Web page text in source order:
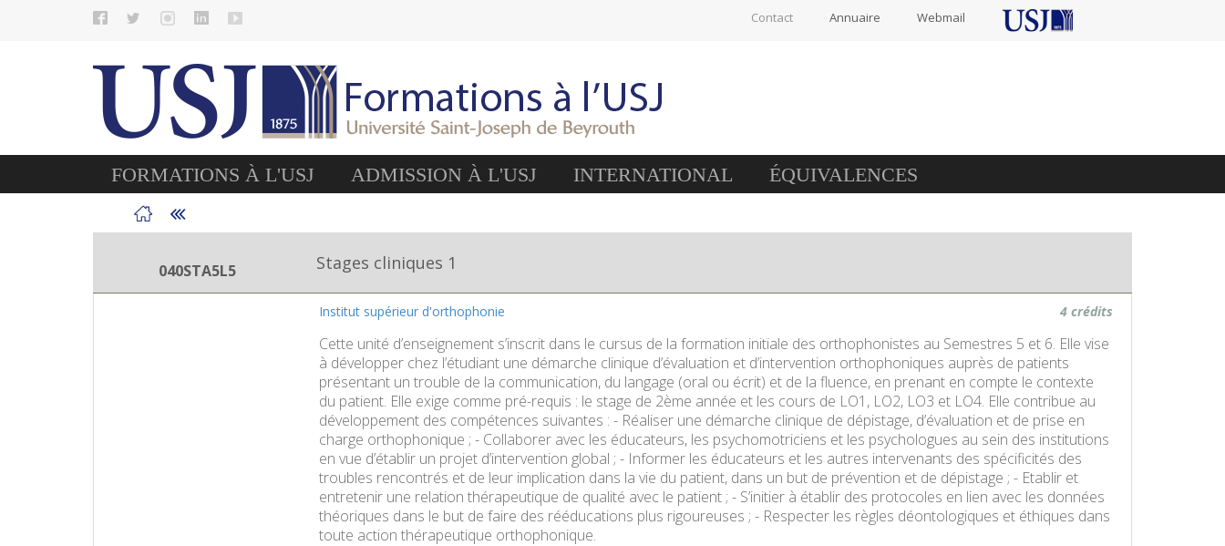
Contact Annuaire Webmail
FORMATIONS À L'USJ ADMISSION À L'USJ INTERNATIONAL ÉQUIVALENCES
040STA5L5 Stages cliniques 1
Institut supérieur d'orthophonie 4 crédits
Cette unité d’enseignement s’inscrit dans le cursus de la formation initiale des orthophonistes au Semestres 5 et 6. Elle vise
à développer chez l’étudiant une démarche clinique d’évaluation et d’intervention orthophoniques auprès de patients
présentant un trouble de la communication, du langage (oral ou écrit) et de la fluence, en prenant en compte le contexte
du patient. Elle exige comme pré-requis : le stage de 2ème année et les cours de LO1, LO2, LO3 et LO4. Elle contribue au
développement des compétences suivantes : - Réaliser une démarche clinique de dépistage, d’évaluation et de prise en
charge orthophonique ; - Collaborer avec les éducateurs, les psychomotriciens et les psychologues au sein des institutions
en vue d’établir un projet d’intervention global ; - Informer les éducateurs et les autres intervenants des spécificités des
troubles rencontrés et de leur implication dans la vie du patient, dans un but de prévention et de dépistage ; - Etablir et
entretenir une relation thérapeutique de qualité avec le patient ; - S’initier à établir des protocoles en lien avec les données
théoriques dans le but de faire des rééducations plus rigoureuses ; - Respecter les règles déontologiques et éthiques dans
toute action thérapeutique orthophonique.